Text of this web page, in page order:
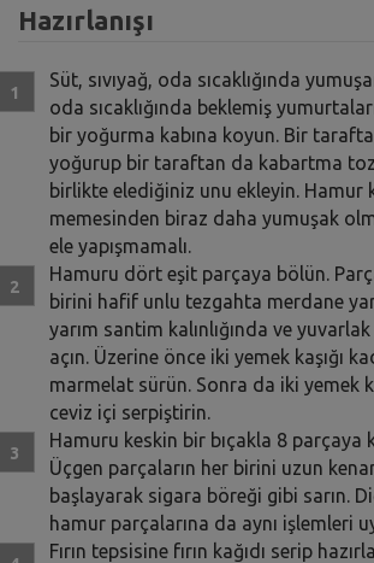
Hazırlanışı
Süt, sıvıyağ, oda sıcaklığında
oda sıcaklığında beklemiş
bir yoğurma kabına koyun. Bir
yoğurup bir taraftan da kabartma
birlikte elediğiniz unu ekleyin. Hamur
memesinden biraz daha yumuşak
ele yapışmamalı.
Hamuru dört eşit parçaya bölün.
birini hafif unlu tezgahta merdane
yarım santim kalınlığında ve
açın. Üzerine önce iki yemek kaşığı
marmelat sürün. Sonra da iki yemek
ceviz içi serpiştirin.
Hamuru keskin bir bıçakla 8 parçaya
Üçgen parçaların her birini uzun
başlayarak sigara böreği gibi sarın.
hamur parçalarına da aynı işlemleri
Fırın tepsisine fırın kağıdı serip